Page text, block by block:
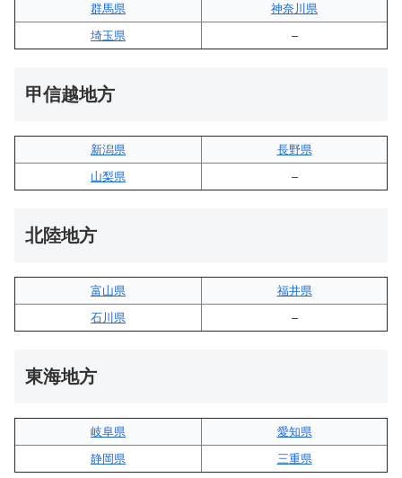
群馬県
神奈川県
埼玉県
–
甲信越地方
新潟県
長野県
山梨県
–
北陸地方
富山県
福井県
石川県
–
東海地方
岐阜県
愛知県
静岡県
三重県